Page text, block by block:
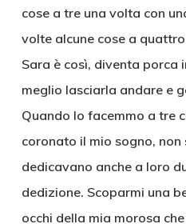
cose a tre una volta con
volte alcune cose a
Sara è così, diventa porca
meglio lasciarla andare e
Quando lo facemmo a tre
coronato il mio sogno,
dedicavano anche a loro
dedizione. Scoparmi una
occhi della mia morosa